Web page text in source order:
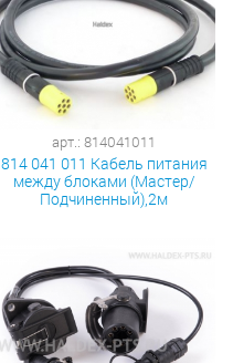
арт.: 814041011
814 041 011 Кабель питания
между блоками (Мастер/
Подчиненный),2м